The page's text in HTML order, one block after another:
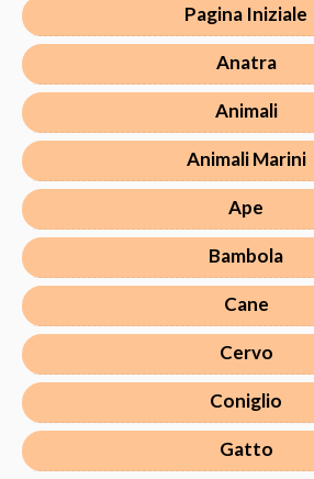
Pagina Iniziale
Anatra
Animali
Animali Marini
Ape
Bambola
Cane
Cervo
Coniglio
Gatto